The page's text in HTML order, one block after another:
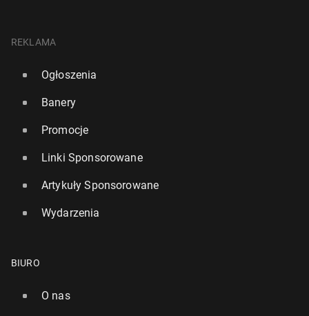
REKLAMA
Ogłoszenia
Banery
Promocje
Linki Sponsorowane
Artykuły Sponsorowane
Wydarzenia
BIURO
O nas